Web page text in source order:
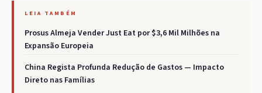
LEIA TAMBÉM
Prosus Almeja Vender Just Eat por $3,6 Mil Milhões na
Expansão Europeia
China Regista Profunda Redução de Gastos — Impacto
Direto nas Famílias